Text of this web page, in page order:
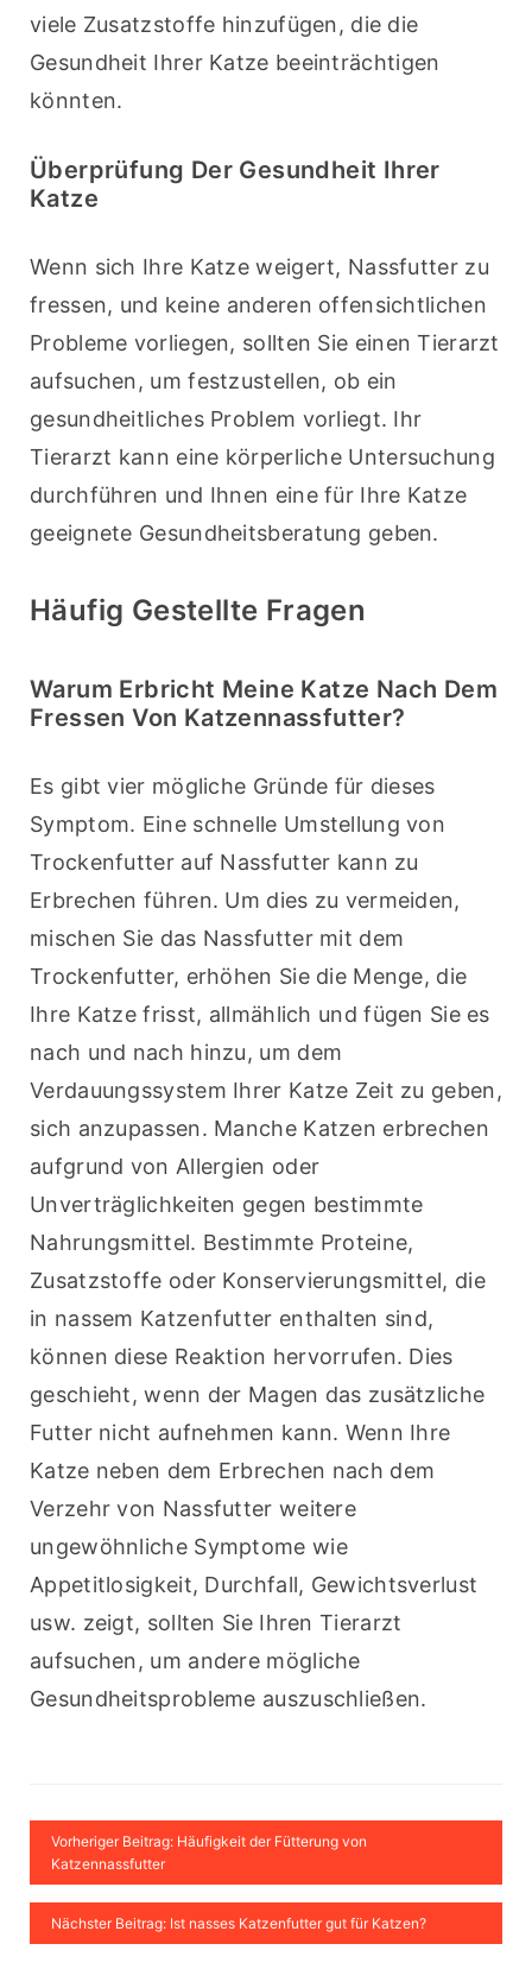
viele Zusatzstoffe hinzufügen, die die
Gesundheit Ihrer Katze beeinträchtigen
könnten.
Überprüfung Der Gesundheit Ihrer
Katze
Wenn sich Ihre Katze weigert, Nassfutter zu
fressen, und keine anderen offensichtlichen
Probleme vorliegen, sollten Sie einen Tierarzt
aufsuchen, um festzustellen, ob ein
gesundheitliches Problem vorliegt. Ihr
Tierarzt kann eine körperliche Untersuchung
durchführen und Ihnen eine für Ihre Katze
geeignete Gesundheitsberatung geben.
Häufig Gestellte Fragen
Warum Erbricht Meine Katze Nach Dem
Fressen Von Katzennassfutter?
Es gibt vier mögliche Gründe für dieses
Symptom. Eine schnelle Umstellung von
Trockenfutter auf Nassfutter kann zu
Erbrechen führen. Um dies zu vermeiden,
mischen Sie das Nassfutter mit dem
Trockenfutter, erhöhen Sie die Menge, die
Ihre Katze frisst, allmählich und fügen Sie es
nach und nach hinzu, um dem
Verdauungssystem Ihrer Katze Zeit zu geben,
sich anzupassen. Manche Katzen erbrechen
aufgrund von Allergien oder
Unverträglichkeiten gegen bestimmte
Nahrungsmittel. Bestimmte Proteine,
Zusatzstoffe oder Konservierungsmittel, die
in nassem Katzenfutter enthalten sind,
können diese Reaktion hervorrufen. Dies
geschieht, wenn der Magen das zusätzliche
Futter nicht aufnehmen kann. Wenn Ihre
Katze neben dem Erbrechen nach dem
Verzehr von Nassfutter weitere
ungewöhnliche Symptome wie
Appetitlosigkeit, Durchfall, Gewichtsverlust
usw. zeigt, sollten Sie Ihren Tierarzt
aufsuchen, um andere mögliche
Gesundheitsprobleme auszuschließen.
Vorheriger Beitrag: Häufigkeit der Fütterung von
Katzennassfutter
Nächster Beitrag: Ist nasses Katzenfutter gut für Katzen?